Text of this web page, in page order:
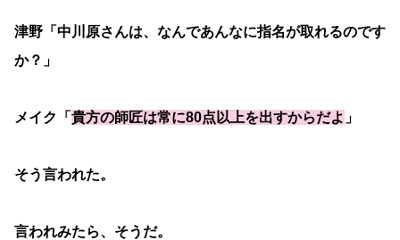
津野「中川原さんは、なんであんなに指名が取れるのです
か？」
メイク「 貴方の師匠は常に80点以上を出すからだよ 」
そう言われた。
言われみたら、そうだ。